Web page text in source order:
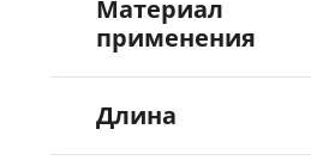
Материал
применения
Длина